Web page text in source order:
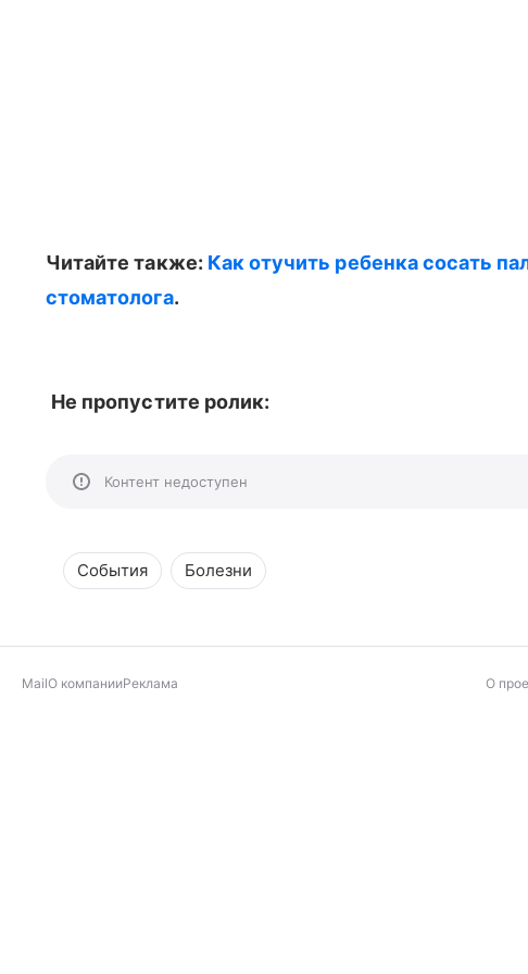
Читайте также: Как отучить ребенка сосать
стоматолога.
Не пропустите ролик:
Контент недоступен
События Болезни
MailО компанииРеклама О